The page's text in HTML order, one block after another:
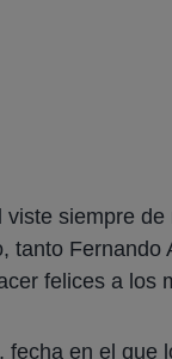
viste siempre
tanto Fernando
felices a los
en el que